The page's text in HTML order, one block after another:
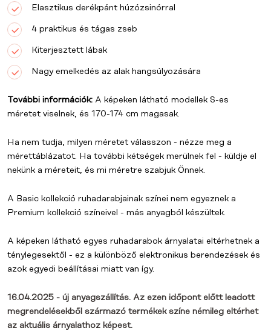
Elasztikus derékpánt húzózsinórral
4 praktikus és tágas zseb
Kiterjesztett lábak
Nagy emelkedés az alak hangsúlyozására
További információk: A képeken látható modellek S-es
méretet viselnek, és 170-174 cm magasak.
Ha nem tudja, milyen méretet válasszon - nézze meg a
mérettáblázatot. Ha további kétségek merülnek fel - küldje el
nekünk a méreteit, és mi méretre szabjuk Önnek.
A Basic kollekció ruhadarabjainak színei nem egyeznek a
Premium kollekció színeivel - más anyagból készültek.
A képeken látható egyes ruhadarabok árnyalatai eltérhetnek a
ténylegesektől - ez a különböző elektronikus berendezések és
azok egyedi beállításai miatt van így.
16.04.2025 - új anyagszállítás. Az ezen időpont előtt leadott
megrendelésekből származó termékek színe némileg eltérhet
az aktuális árnyalathoz képest.